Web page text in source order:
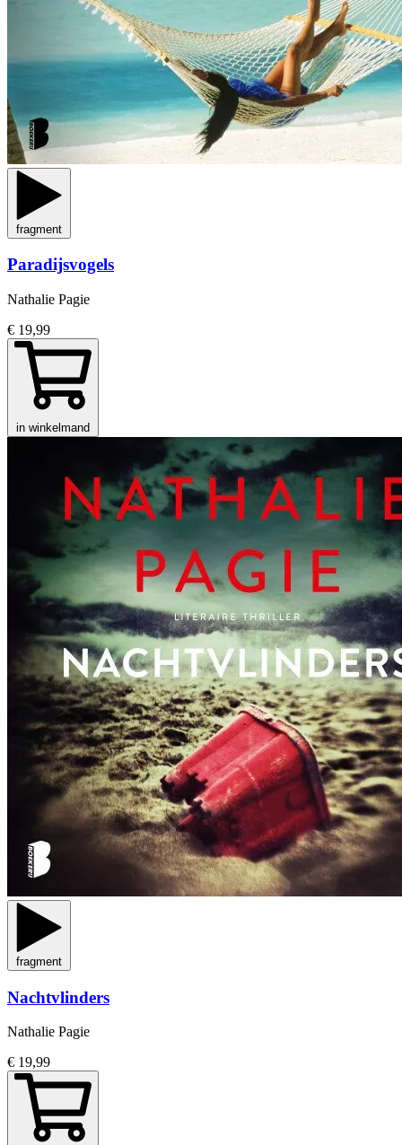
fragment
Paradijsvogels
Nathalie Pagie
€ 19,99
in winkelmand
fragment
Nachtvlinders
Nathalie Pagie
€ 19,99